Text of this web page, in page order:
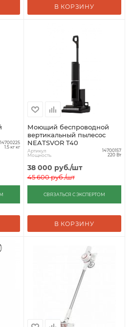
В КОРЗИНУ
14700225
1.5 кг кг
Моющий беспроводной
вертикальный пылесос
NEATSVOR T40
Артикул 14700157
Мощность 220 Вт
38 000 руб./шт
45 600руб./шт
СВЯЗАТЬСЯ С ЭКСПЕРТОМ
В КОРЗИНУ